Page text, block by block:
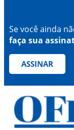
Se você ainda
faça sua
ASSINAR